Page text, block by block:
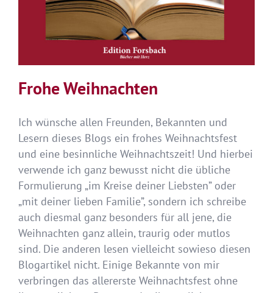
Frohe Weihnachten
Ich wünsche allen Freunden, Bekannten und
Lesern dieses Blogs ein frohes Weihnachtsfest
und eine besinnliche Weihnachtszeit! Und hierbei
verwende ich ganz bewusst nicht die übliche
Formulierung „im Kreise deiner Liebsten” oder
„mit deiner lieben Familie”, sondern ich schreibe
auch diesmal ganz besonders für all jene, die
Weihnachten ganz allein, traurig oder mutlos
sind. Die anderen lesen vielleicht sowieso diesen
Blogartikel nicht. Einige Bekannte von mir
verbringen das allererste Weihnachtsfest ohne